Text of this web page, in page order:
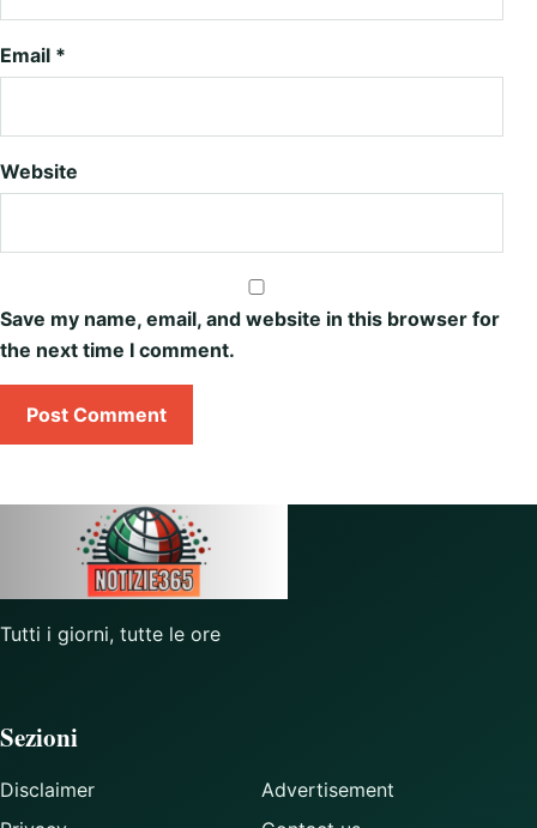
Email *
Website
Save my name, email, and website in this browser for
the next time I comment.
Tutti i giorni, tutte le ore
Sezioni
Disclaimer
Advertisement